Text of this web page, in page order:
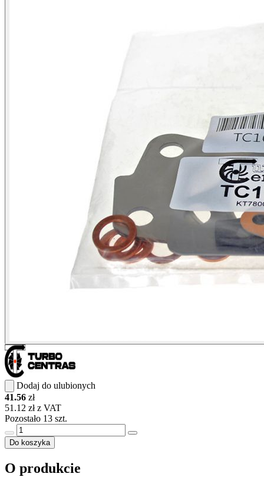
Dodaj do ulubionych
41.56 zł
51.12 zł z VAT
Pozostało 13 szt.
Do koszyka
O produkcie